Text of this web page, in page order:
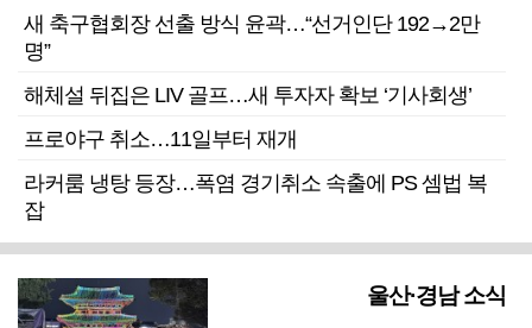
새 축구협회장 선출 방식 윤곽…“선거인단 192→2만
명”
해체설 뒤집은 LIV 골프…새 투자자 확보 ‘기사회생’
프로야구 취소…11일부터 재개
라커룸 냉탕 등장…폭염 경기취소 속출에 PS 셈법 복
잡
울산·경남 소식